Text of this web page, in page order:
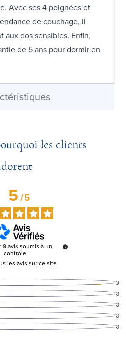
Avec ses 4 poignées et
de couchage, il
aux dos sensibles. Enfin,
de 5 ans pour dormir en
les clients
5/5
9avis soumis à un
contrôle
les avis sur ce site
9
0
0
0
0